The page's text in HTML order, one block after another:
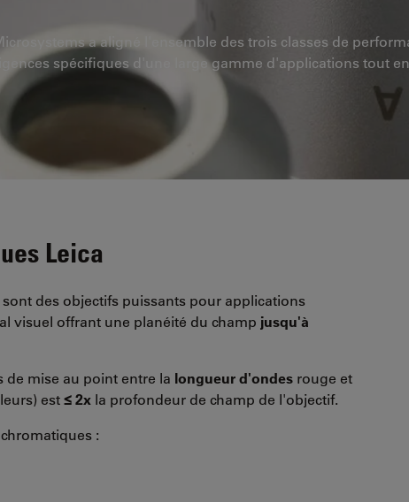
a aligné l'ensemble des trois classes de
spécifiques d'une large gamme d'applications tout
Leica
des objectifs puissants pour applications
visuel offrant une planéité du champ jusqu'à
de mise au point entre la longueur d'ondes rouge et
est≤ 2x la profondeur de champ de l'objectif.
: